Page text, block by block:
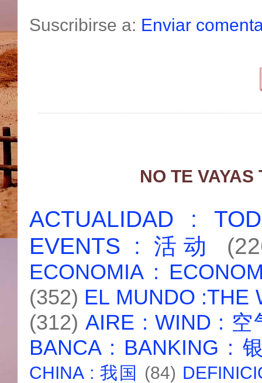
Suscribirse a: Enviar
NO TE
ACTUALIDAD :
EVENTS : 活动
ECONOMIA :
(352) EL MUNDO :THE
(312) AIRE : WIND : 空
BANCA : BANKING :
CHINA : 我国 (84)